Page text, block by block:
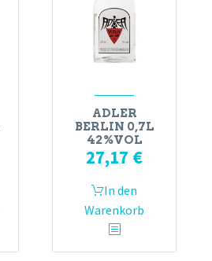
ADLER
BERLIN 0,7L
42%VOL
27,17 €
In den
Warenkorb